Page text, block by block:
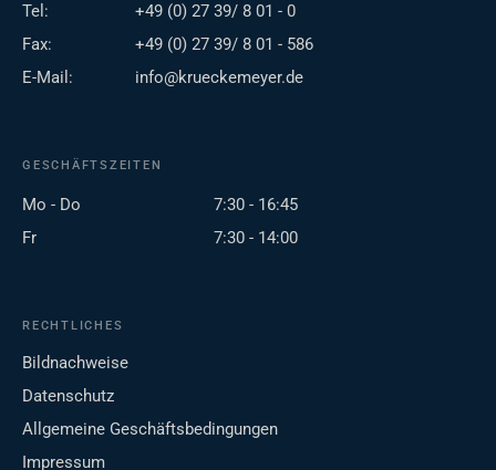
Tel:
+49 (0) 27 39/ 8 01 - 0
Fax:
+49 (0) 27 39/ 8 01 - 586
E-Mail:
info@krueckemeyer.de
GESCHÄFTSZEITEN
Mo - Do
7:30 - 16:45
Fr
7:30 - 14:00
RECHTLICHES
Bildnachweise
Datenschutz
Allgemeine Geschäftsbedingungen
Impressum